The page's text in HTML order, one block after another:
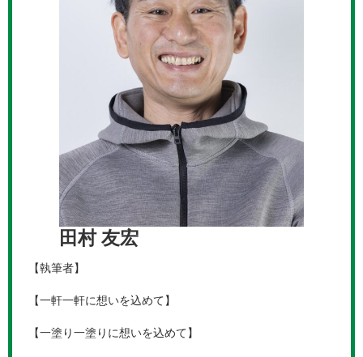
田村 友宏
【執筆者】
【一軒一軒に想いを込めて】
【一塗り一塗りに想いを込めて】